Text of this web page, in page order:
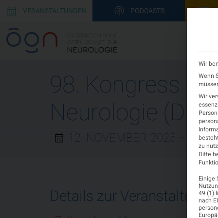
VERANSTALTUNGEN PODCASTS
98. Kongress
Neurologie
12. NOVEMBER 2025 – 15.
Details zur Veranstaltung
Wir
Wenn
Wir
zu
Bitte
Einige
49 (1)
nach